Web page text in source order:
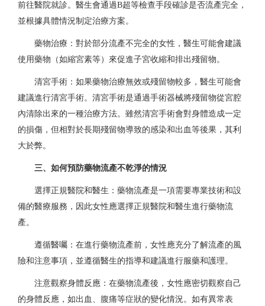
前往醫院就診。醫生會通過B超等檢查手段確診是否流產完全，
並根據具體情況制定治療方案。
藥物治療：對於部分流產不完全的女性，醫生可能會建議
使用藥物（如縮宮素等）來促進子宮收縮和排出殘留物。
清宮手術：如果藥物治療無效或殘留物較多，醫生可能會
建議進行清宮手術。清宮手術是通過手術器械將殘留物從宮腔
內清除出來的一種治療方法。雖然清宮手術會對身體造成一定
的損傷，但相對於長期殘留物導致的感染和出血等後果，其利
大於弊。
三、如何預防藥物流產不乾淨的情況
選擇正規醫院和醫生：藥物流產是一項需要專業技術和設
備的醫療服務，因此女性應選擇正規醫院和醫生進行藥物流
產。
遵循醫囑：在進行藥物流產前，女性應充分了解流產的風
險和注意事項，並遵循醫生的指導和建議進行服藥和護理。
注意觀察身體反應：在藥物流產後，女性應密切觀察自己
的身體反應，如出血、腹痛等症狀的變化情況。如有異常表